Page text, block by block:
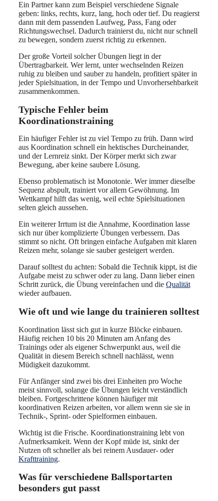
Ein Partner kann zum Beispiel verschiedene Signale
geben: links, rechts, kurz, lang, hoch oder tief. Du reagierst
dann mit dem passenden Laufweg, Pass, Fang oder
Richtungswechsel. Dadurch trainierst du, nicht nur schnell
zu bewegen, sondern zuerst richtig zu erkennen.
Der große Vorteil solcher Übungen liegt in der
Übertragbarkeit. Wer lernt, unter wechselnden Reizen
ruhig zu bleiben und sauber zu handeln, profitiert später in
jeder Spielsituation, in der Tempo und Unvorhersehbarkeit
zusammenkommen.
Typische Fehler beim
Koordinationstraining
Ein häufiger Fehler ist zu viel Tempo zu früh. Dann wird
aus Koordination schnell ein hektisches Durcheinander,
und der Lernreiz sinkt. Der Körper merkt sich zwar
Bewegung, aber keine saubere Lösung.
Ebenso problematisch ist Monotonie. Wer immer dieselbe
Sequenz abspult, trainiert vor allem Gewöhnung. Im
Wettkampf hilft das wenig, weil echte Spielsituationen
selten gleich aussehen.
Ein weiterer Irrtum ist die Annahme, Koordination lasse
sich nur über komplizierte Übungen verbessern. Das
stimmt so nicht. Oft bringen einfache Aufgaben mit klaren
Reizen mehr, solange sie sauber gesteigert werden.
Darauf solltest du achten: Sobald die Technik kippt, ist die
Aufgabe meist zu schwer oder zu lang. Dann lieber einen
Schritt zurück, die Übung vereinfachen und die Qualität
wieder aufbauen.
Wie oft und wie lange du trainieren solltest
Koordination lässt sich gut in kurze Blöcke einbauen.
Häufig reichen 10 bis 20 Minuten am Anfang des
Trainings oder als eigener Schwerpunkt aus, weil die
Qualität in diesem Bereich schnell nachlässt, wenn
Müdigkeit dazukommt.
Für Anfänger sind zwei bis drei Einheiten pro Woche
meist sinnvoll, solange die Übungen leicht verständlich
bleiben. Fortgeschrittene können häufiger mit
koordinativen Reizen arbeiten, vor allem wenn sie sie in
Technik-, Sprint- oder Spielformen einbauen.
Wichtig ist die Frische. Koordinationstraining lebt von
Aufmerksamkeit. Wenn der Kopf müde ist, sinkt der
Nutzen oft schneller als bei reinem Ausdauer- oder
Krafttraining.
Was für verschiedene Ballsportarten
besonders gut passt